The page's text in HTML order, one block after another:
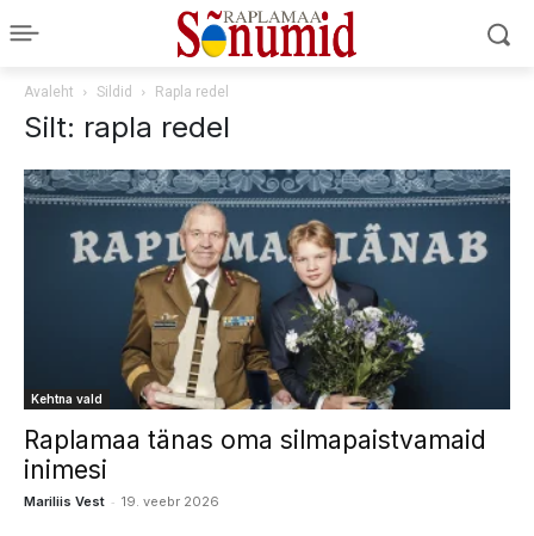
Avaleht Sildid Rapla redel
Silt: rapla redel
Kehtna vald
Raplamaa tänas oma silmapaistvamaid
inimesi
Mariliis Vest - 19. veebr 2026